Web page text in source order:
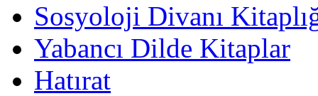
Sosyoloji Divanı
Yabancı Dilde Kitaplar
Hatırat